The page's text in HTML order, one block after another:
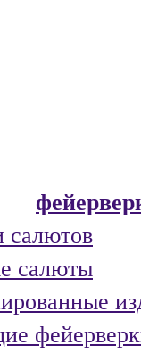
салютов
салюты